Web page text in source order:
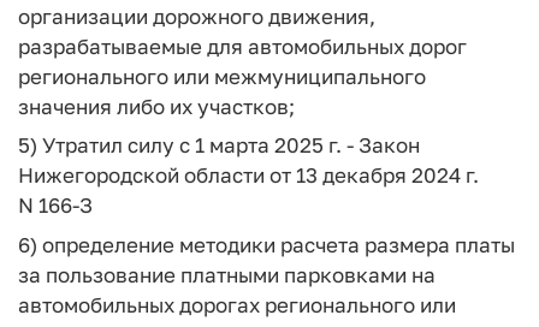
организации дорожного движения,
разрабатываемые для автомобильных дорог
регионального или межмуниципального
значения либо их участков;
5) Утратил силу с 1 марта 2025 г. - Закон
Нижегородской области от 13 декабря 2024 г.
N 166-З
6) определение методики расчета размера платы
за пользование платными парковками на
автомобильных дорогах регионального или